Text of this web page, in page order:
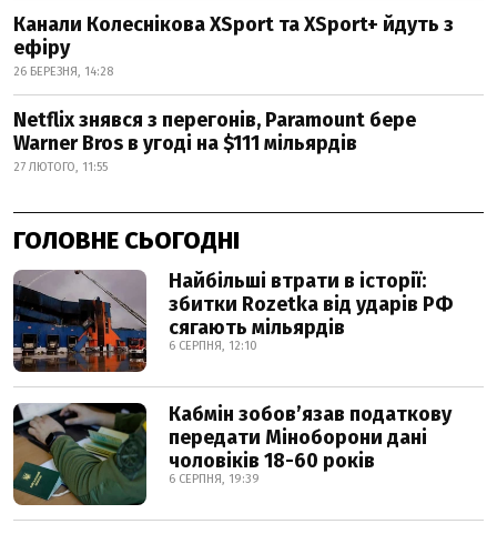
Канали Колеснікова XSport та XSport+ йдуть з
ефіру
26 БЕРЕЗНЯ, 14:28
Netflix знявся з перегонів, Paramount бере
Warner Bros в угоді на $111 мільярдів
27 ЛЮТОГО, 11:55
ГОЛОВНЕ СЬОГОДНІ
Найбільші втрати в історії:
збитки Rozetka від ударів РФ
сягають мільярдів
6 СЕРПНЯ, 12:10
Кабмін зобовʼязав податкову
передати Міноборони дані
чоловіків 18-60 років
6 СЕРПНЯ, 19:39